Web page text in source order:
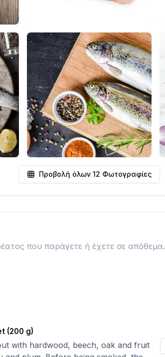
Προβολή όλων 12 Φωτογραφίες
που παράγετε ή έχετε σε απόθεμα.
(200 g)
with hardwood, beech, oak and fruit